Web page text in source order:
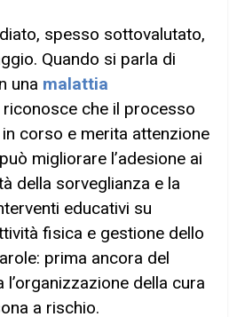
spesso sottovalutato,
Quando si parla di
una malattia
riconosce che il processo
corso e merita attenzione
migliorare l’adesione ai
della sorveglianza e la
educativi su
fisica e gestione dello
prima ancora del
della cura
a rischio.